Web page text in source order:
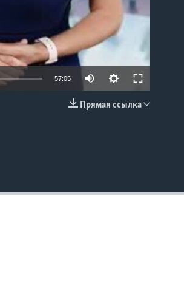
57:05
Прямая ссылка